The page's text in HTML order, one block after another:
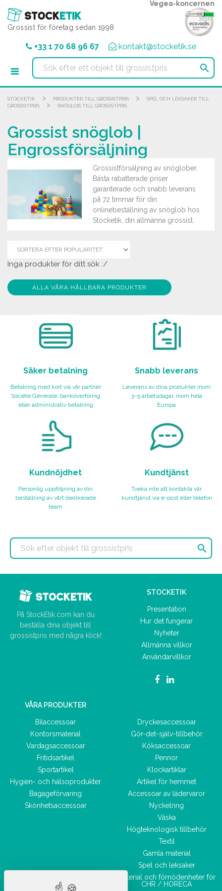
Grossist för företag sedan 1998
Vegea-koncernen
+33 1 70 68 96 67 kontakt@stocketik.se

STOCKETIK > PRODUKTER TILL GROSSISTPRIS >
SPEL OCH LEKSAKER TILL
GROSSISTPRIS
> SNÖGLOB TILL GROSSISTPRIS
Grossist snöglob |
Engrossförsäljning
Grossistförsäljning av snöglober.
Bästa rabatterade priser
garanterade och snabb leverans
på 72 timmar för din
onlinebeställning av snöglob hos
Stocketik, din allmänna grossist.
Inga produkter för ditt sök :/
ALLA VÅRA HÅLLBARA PRODUKTER
Säker betalning
Betalning med kort via vår partner
Société Générale, banköverföring
eller administrativ betalning
Snabb leverans
Leverans av dina produkter inom
3–5 arbetsdagar, inom hela
Europa
Kundnöjdhet
Personlig uppföljning av din
beställning av vårt dedikerade
team
Kundtjänst
Tveka inte att kontakta vår
kundtjänst via e-post eller telefon

På StockEtik.com kan du
beställa dina objekt till
grossistpris med några klick!
STOCKETIK
Presentation
Hur det fungerar
Nyheter
Allmänna villkor
Användarvillkor
VÅRA PRODUKTER
Bilaccessoar
Kontorsmaterial
Vardagsaccessoar
Fritidsartikel
Sportartikel
Hygien- och hälsoprodukter
Bagageförvaring
Skönhetsaccessoar
Dryckesaccessoar
Gör-det-själv-tillbehör
Köksaccessoar
Pennor
Klockartiklar
Artikel för hemmet
Accessoar av lädervaror
Nyckelring
Väska
Högteknologisk tillbehör
Textil
Gamla material
Spel och leksaker
Material och förnödenheter för
CHR / HORECA